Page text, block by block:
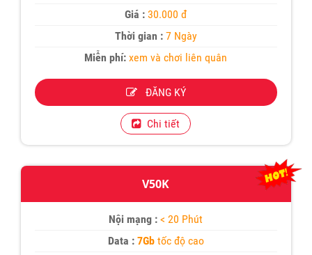
Giá :30.000 đ
Thời gian :7 Ngày
Miễn phí: xem và chơi liên quân
ĐĂNG KÝ
Chi tiết
V50K
Nội mạng : < 20 Phút
Data :7Gb tốc độ cao